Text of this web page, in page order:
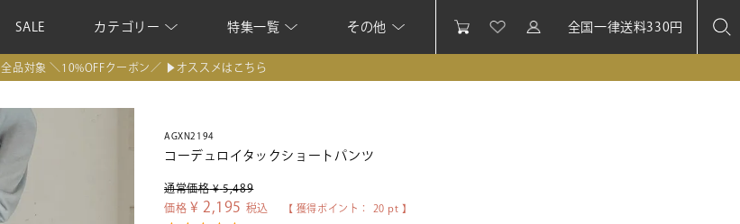
SALE カテゴリー 特集一覧 その他 全国一律送料330円
全品対象 ＼10%OFFクーポン／ ▶オススメはこちら
AGXN2194
コーデュロイタックショートパンツ
通常価格 ¥ 5,489
価格 ¥ 2,195 税込 【 獲得ポイント： 20 pt 】